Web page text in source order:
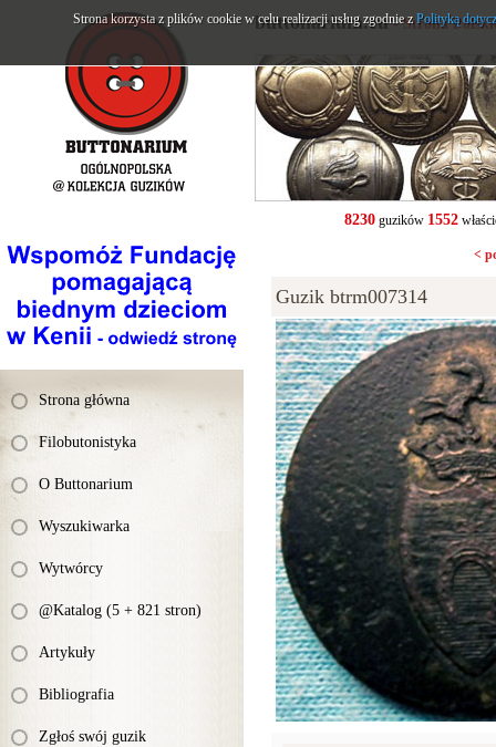
Strona główna
Filobutonistyka
O Buttonarium
Wyszukiwarka
Wytwórcy
@Katalog (5 + 821 stron)
Artykuły
Bibliografia
Zgłoś swój guzik
buttonarium.eu- Strona
8230guzików 1552
<
Guzik btrm007314
Strona korzysta z plików cookie w celu realizacji usług zgodnie zPolityką